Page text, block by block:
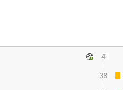
4'
38'